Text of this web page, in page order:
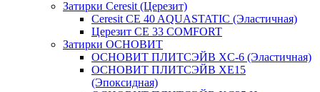
Затирки Ceresit (Церезит)
Ceresit CE 40 AQUASTATIC (Эластичная)
Церезит CE 33 COMFORT
Затирки ОСНОВИТ
ОСНОВИТ ПЛИТСЭЙВ XC-6 (Эластичная)
ОСНОВИТ ПЛИТСЭЙВ XЕ15
(Эпоксидная)